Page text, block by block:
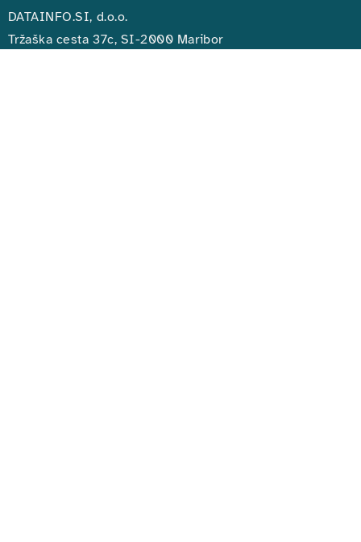
DATAINFO.SI, d.o.o.
Tržaška cesta 37c, SI-2000 Maribor